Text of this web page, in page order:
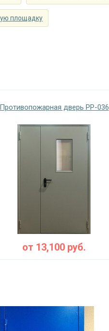
площадку
Противопожарная дверь PP-036
от 13,100 руб.